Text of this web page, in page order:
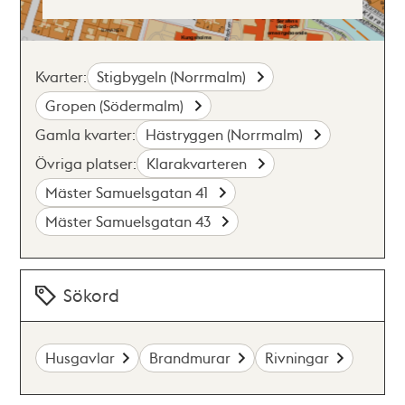
Kvarter: Stigbygeln (Norrmalm)
Gropen (Södermalm)
Gamla kvarter: Hästryggen (Norrmalm)
Övriga platser: Klarakvarteren
Mäster Samuelsgatan 41
Mäster Samuelsgatan 43
Sökord
Husgavlar Brandmurar Rivningar